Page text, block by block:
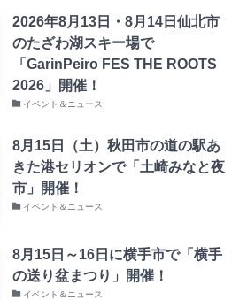
2026年8月13日・8月14日仙北市
のたざわ湖スキー場で
「GarinPeiro FES THE ROOTS
2026」開催！
イベント＆ニュース
8月15日（土）秋田市の道の駅あ
きた港セリオンで「土崎みなと夜
市」開催！
イベント＆ニュース
8月15日～16日に横手市で「横手
の送り盆まつり」開催！
イベント＆ニュース